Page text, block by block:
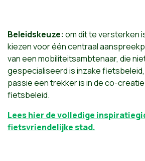
Beleidskeuze: om dit te versterken
kiezen voor één centraal
van een mobiliteitsambtenaar, die
gespecialiseerd is inzake
passie een trekker is in de co-
fietsbeleid.
Lees hier de volledige
fietsvriendelijke stad.